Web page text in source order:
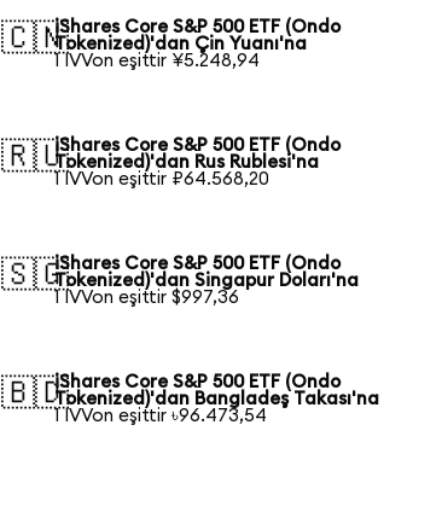
🇨🇳iShares Core S&P 500 ETF (Ondo
Tokenized)'dan Çin Yuanı'na
1 IVVon eşittir ¥5.248,94
🇷🇺iShares Core S&P 500 ETF (Ondo
Tokenized)'dan Rus Rublesi'na
1 IVVon eşittir ₽64.568,20
🇸🇬iShares Core S&P 500 ETF (Ondo
Tokenized)'dan Singapur Doları'na
1 IVVon eşittir $997,36
🇧🇩iShares Core S&P 500 ETF (Ondo
Tokenized)'dan Bangladeş Takası'na
1 IVVon eşittir ৳96.473,54